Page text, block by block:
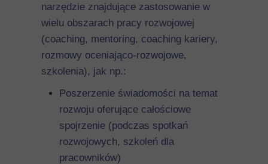
narzędzie znajdujące zastosowanie w
wielu obszarach pracy rozwojowej
(coaching, mentoring, coaching kariery,
rozmowy oceniająco-rozwojowe,
szkolenia), jak np.:
Poszerzenie świadomości na temat
rozwoju oferujące całościowe
spojrzenie (podczas spotkań
rozwojowych, szkoleń dla
pracowników)